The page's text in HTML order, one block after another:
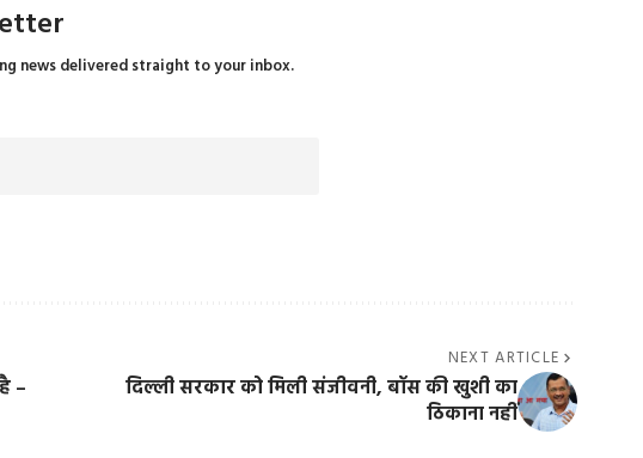
news delivered straight to your inbox.
–
NEXT ARTICLE
दिल्ली सरकार को मिली संजीवनी, बॉस की खुशी का
ठिकाना नहीं